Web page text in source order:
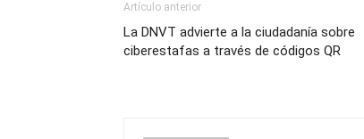
Artículo anterior
La DNVT advierte a la ciudadanía sobre
ciberestafas a través de códigos QR